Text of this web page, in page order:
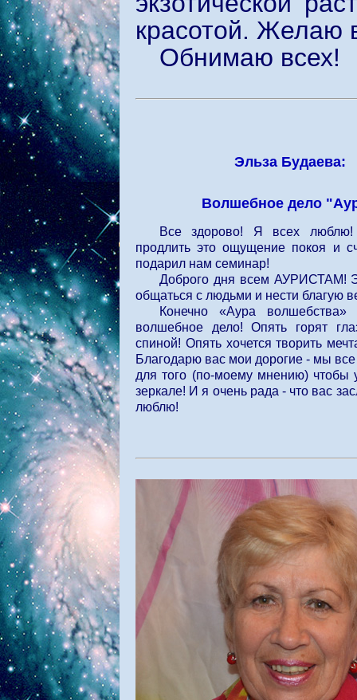
красотой. Желаю
Обнимаю всех!
Эльза Будаева:
Волшебное дело
Все здорово! Я всех
продлить это ощущение покоя и
подарил нам семинар!
Доброго дня всем АУРИСТАМ!
общаться с людьми и нести благую
Конечно «Аура волшебства»
волшебное дело! Опять горят
спиной! Опять хочется творить
Благодарю вас мои дорогие - мы
для того (по-моему мнению) чтобы
зеркале! И я очень рада - что вас
люблю!